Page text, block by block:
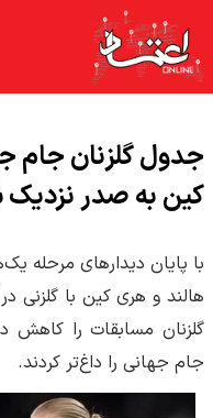
کین به صدر
هالند و هری کین با گلزنی
گلزنان مسابقات را
جام جهانی را داغ‌تر کردند.